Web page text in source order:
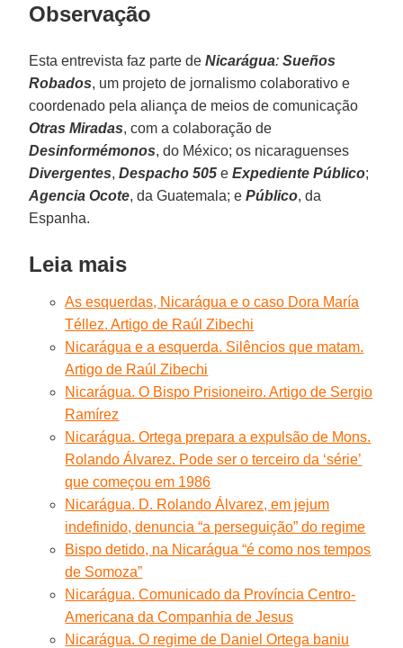
Observação
Esta entrevista faz parte deNicarágua:Sueños
Robados, um projeto de jornalismo colaborativo e
coordenado pela aliança de meios de comunicação
Otras Miradas, com a colaboração de
Desinformémonos, do México; os nicaraguenses
Divergentes,Despacho 505 eExpediente Público;
Agencia Ocote, da Guatemala; ePúblico, da
Espanha.
Leia mais
As esquerdas, Nicarágua e o caso Dora María
Téllez. Artigo de Raúl Zibechi
Nicarágua e a esquerda. Silêncios que matam.
Artigo de Raúl Zibechi
Nicarágua. O Bispo Prisioneiro. Artigo de Sergio
Ramírez
Nicarágua. Ortega prepara a expulsão de Mons.
Rolando Álvarez. Pode ser o terceiro da ‘série’
que começou em 1986
Nicarágua. D. Rolando Álvarez, em jejum
indefinido, denuncia “a perseguição” do regime
Bispo detido, na Nicarágua “é como nos tempos
de Somoza”
Nicarágua. Comunicado da Província Centro-
Americana da Companhia de Jesus
Nicarágua. O regime de Daniel Ortega baniu